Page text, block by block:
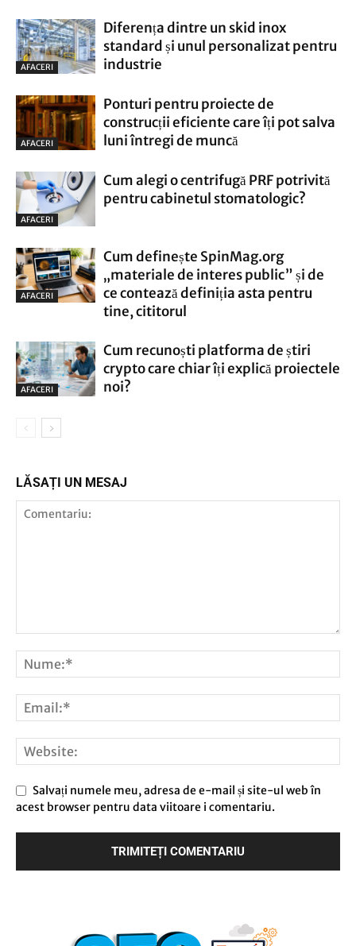
AFACERI
Diferența dintre un skid inox
standard și unul personalizat pentru
industrie
AFACERI
Ponturi pentru proiecte de
construcții eficiente care îți pot salva
luni întregi de muncă
AFACERI
Cum alegi o centrifugă PRF potrivită
pentru cabinetul stomatologic?
AFACERI
Cum definește SpinMag.org
„materiale de interes public” și de
ce contează definiția asta pentru
tine, cititorul
AFACERI
Cum recunoști platforma de știri
crypto care chiar îți explică proiectele
noi?
LĂSAȚI UN MESAJ
Salvați numele meu, adresa de e-mail și site-ul web în
acest browser pentru data viitoare i comentariu.